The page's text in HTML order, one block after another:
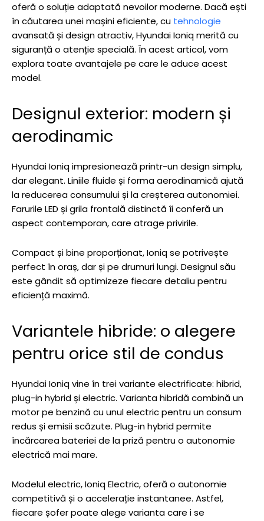
oferă o soluție adaptată nevoilor moderne. Dacă ești
în căutarea unei mașini eficiente, cu tehnologie
avansată și design atractiv, Hyundai Ioniq merită cu
siguranță o atenție specială. În acest articol, vom
explora toate avantajele pe care le aduce acest
model.
Designul exterior: modern și
aerodinamic
Hyundai Ioniq impresionează printr-un design simplu,
dar elegant. Liniile fluide și forma aerodinamică ajută
la reducerea consumului și la creșterea autonomiei.
Farurile LED și grila frontală distinctă îi conferă un
aspect contemporan, care atrage privirile.
Compact și bine proporționat, Ioniq se potrivește
perfect în oraș, dar și pe drumuri lungi. Designul său
este gândit să optimizeze fiecare detaliu pentru
eficiență maximă.
Variantele hibride: o alegere
pentru orice stil de condus
Hyundai Ioniq vine în trei variante electrificate: hibrid,
plug-in hybrid și electric. Varianta hibridă combină un
motor pe benzină cu unul electric pentru un consum
redus și emisii scăzute. Plug-in hybrid permite
încărcarea bateriei de la priză pentru o autonomie
electrică mai mare.
Modelul electric, Ioniq Electric, oferă o autonomie
competitivă și o accelerație instantanee. Astfel,
fiecare șofer poate alege varianta care i se